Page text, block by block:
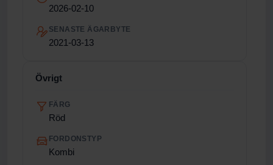
2026-02-10
SENASTE ÄGARBYTE
2021-03-13
Övrigt
FÄRG
Röd
FORDONSTYP
Kombi